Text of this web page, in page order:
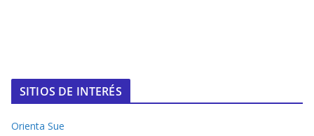
SITIOS DE INTERÉS
Orienta Sue